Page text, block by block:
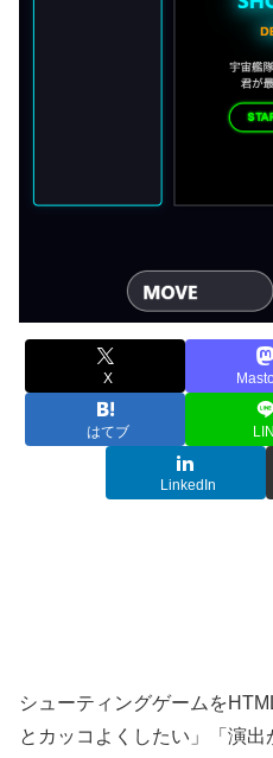
X
はてブ
LinkedIn
シューティングゲームを
とカッコよくしたい」「演